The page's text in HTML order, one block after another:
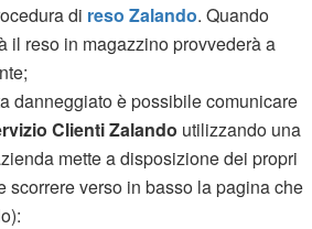
di reso Zalando. Quando
il reso in magazzino provvederà a
danneggiato è possibile comunicare
Clienti Zalando utilizzando una
mette a disposizione dei propri
scorrere verso in basso la pagina che